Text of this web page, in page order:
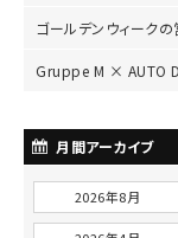
ゴールデンウィーク
Gruppe M × AUTO
月間アーカイブ
2026年8月